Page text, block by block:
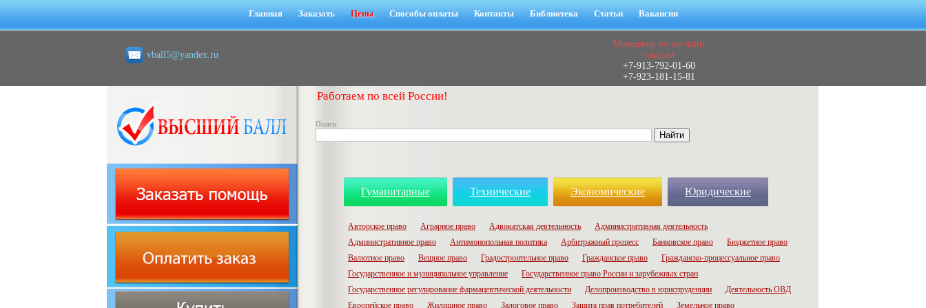
Главная Заказать Цены Способы оплаты Контакты Библиотека Статьи Вакансии
vball5@yandex.ru
Менеджер по он-лайн
заказам
+7-913-792-01-60
+7-923-181-15-81
Работаем по всей России!
Поиск:
Гуманитарные Технические Экономические Юридические
Авторское право Аграрное право Адвокатская деятельность
Административная деятельность
Административное право
Антимонопольная политика Арбитражный процесс Банковское право
Бюджетное право
Валютное право
Вещное право Градостроительное право Гражданское право
Гражданско-процессуальное право
Государственное и муниципальное управление
Государственное право России и зарубежных стран
Государственное регулирование фармацевтической деятельности
Делопроизводство в юриспруденции
Деятельность ОВД
Европейское право
Жилищное право Залоговое право Защита прав потребителей Земельное право